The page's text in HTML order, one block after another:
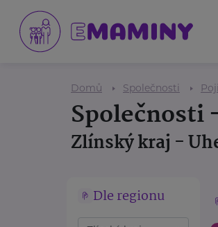
Domů Společnosti
Společnosti
Zlínský kraj -
Dle regionu